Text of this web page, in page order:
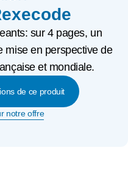
sur 4 pages, un
mise en perspective de
et mondiale.
de ce produit
notre offre